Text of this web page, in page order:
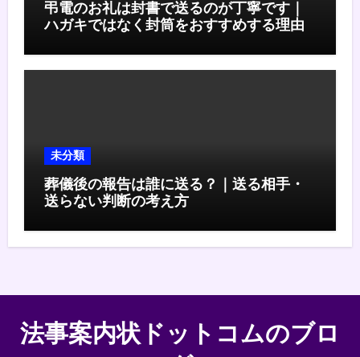
弔電のお礼は封書で送るのが丁寧です｜
ハガキではなく封筒をおすすめする理由
未分類
葬儀後の報告は誰に送る？｜送る相手・
送らない判断の考え方
法事案内状ドットコムのブロ